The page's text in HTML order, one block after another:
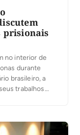
prisionais
no interior de
durante
brasileiro, a
trabalhos
Pública e
sobre […]